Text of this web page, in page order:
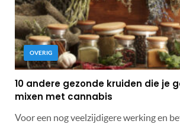
OVERIG
10 andere gezonde kruiden die je
mixen met cannabis
Voor een nog veelzijdigere werking en